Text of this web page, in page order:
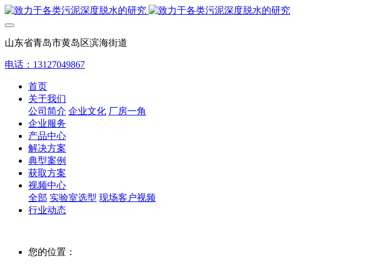
山东省青岛市黄岛区滨海街道
电话：13127049867
首页
关于我们
公司简介 企业文化 厂房一角
企业服务
产品中心
解决方案
典型案例
获取方案
视频中心
全部 实验室选型 现场客户视频
行业动态
您的位置：